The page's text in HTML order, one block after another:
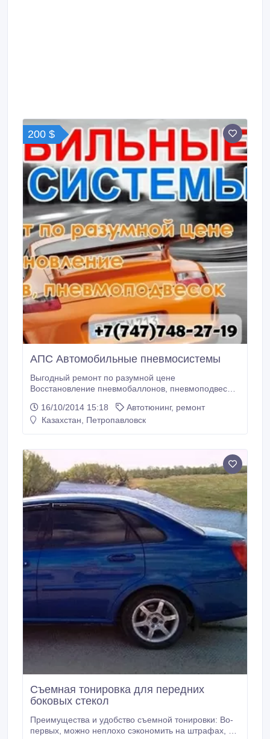
200 $
АПС Автомобильные пневмосистемы
Выгодный ремонт по разумной цене
Восстановление пневмобаллонов, пневмоподвесок
можете легко выяснить и сами, а мы озвучим
среднюю стоимость нашего ремонта
известного европейского производителя.
16/10/2014 15:18
Автотюнинг, ремонт
Казахстан, Петропавловск
Съемная тонировка для передних
боковых стекол
Преимущества и удобство съемной тонировки: Во-
первых, можно неплохо сэкономить на штрафах, то